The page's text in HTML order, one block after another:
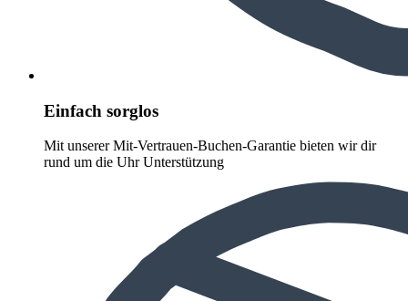
Einfach sorglos
Mit unserer Mit-Vertrauen-Buchen-Garantie bieten wir dir
rund um die Uhr Unterstützung